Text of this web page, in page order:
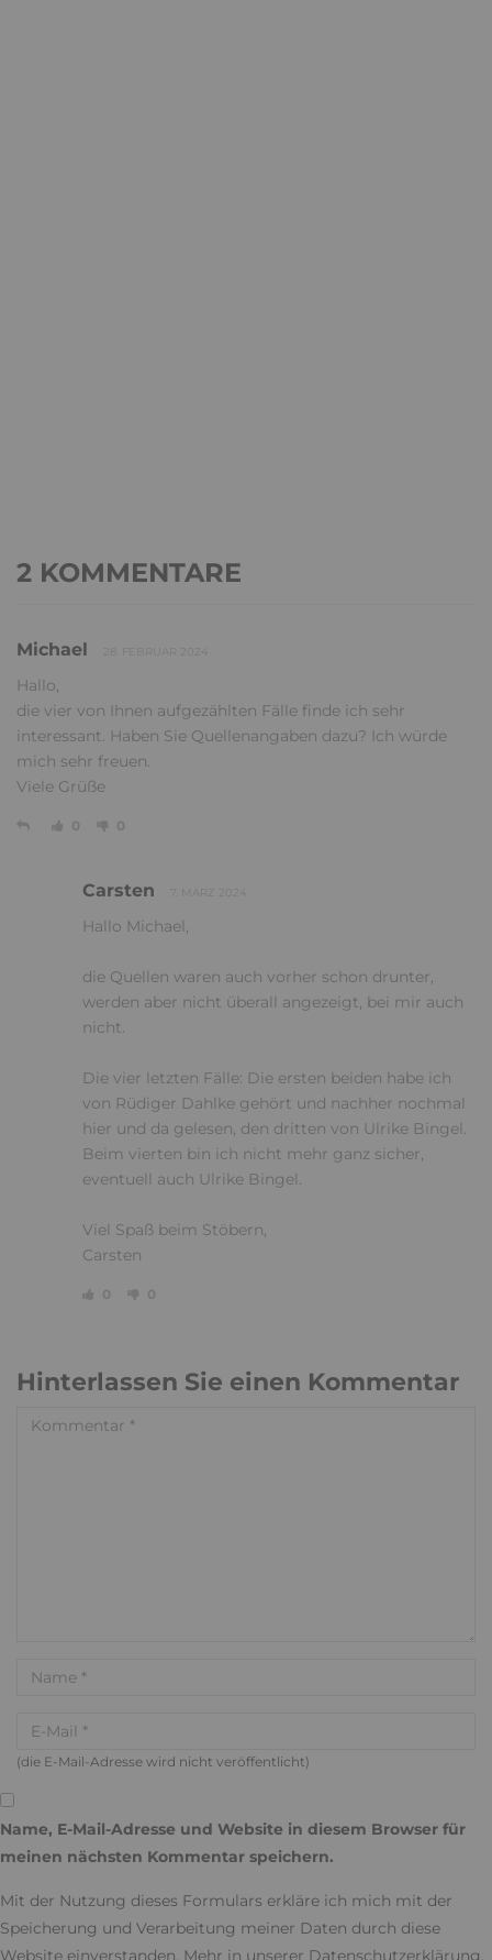
2 KOMMENTARE
Michael
Hallo,
die vier von Ihnen aufgezählten Fälle finde ich sehr
interessant. Haben Sie Quellenangaben dazu? Ich würde
mich sehr freuen.
Viele Grüße
0 0
Carsten
Hallo Michael,
die Quellen waren auch vorher schon drunter,
werden aber nicht überall angezeigt, bei mir auch
nicht.
Die vier letzten Fälle: Die ersten beiden habe ich
von Rüdiger Dahlke gehört und nachher nochmal
hier und da gelesen, den dritten von Ulrike Bingel.
Beim vierten bin ich nicht mehr ganz sicher,
eventuell auch Ulrike Bingel.
Viel Spaß beim Stöbern,
Carsten
0 0
Hinterlassen Sie einen Kommentar
(die E-Mail-Adresse wird nicht veröffentlicht)
Name, E-Mail-Adresse und Website in diesem Browser für
meinen nächsten Kommentar speichern.
Mit der Nutzung dieses Formulars erkläre ich mich mit der
Speicherung und Verarbeitung meiner Daten durch diese
Website einverstanden. Mehr in unserer Datenschutzerklärung